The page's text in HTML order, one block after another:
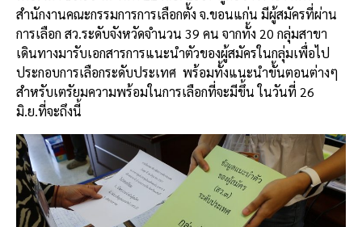
o
k
k
สำนักงานคณะกรรมการการเลือกตั้ง จ.ขอนแก่น มีผู้สมัครที่ผ่าน
การเลือก สว.ระดับจังหวัดจำนวน 39 คน จากทั้ง 20 กลุ่มสาขา
เดินทางมารับเอกสารการแนะนำตัวของผู้สมัครในกลุ่มเพื่อไป
ประกอบการเลือกระดับประเทศ พร้อมทั้งแนะนำขั้นตอนต่างๆ
สำหรับเตรัยมความพร้อมในการเลือกที่จะมีขึ้น ในวันที่ 26
มิ.ย.ที่จะถึงนี้